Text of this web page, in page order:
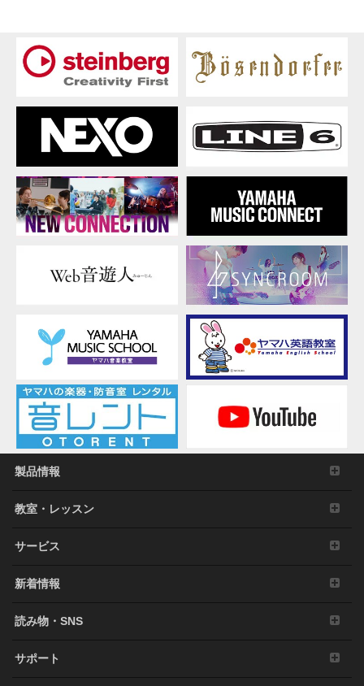
製品情報
教室・レッスン
サービス
新着情報
読み物・SNS
サポート